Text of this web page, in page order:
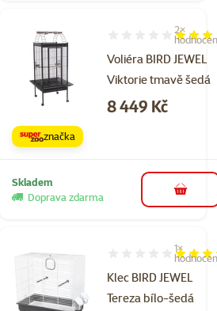
Voliéra BIRD JEWEL
Viktorie tmavě šedá
Hodnocení 60%,
2×
Cena
8 449 Kč
značka
Skladem
Doprava zdarma
do
Klec BIRD JEWEL
Tereza bílo-šedá
Hodnocení 80%,
1×